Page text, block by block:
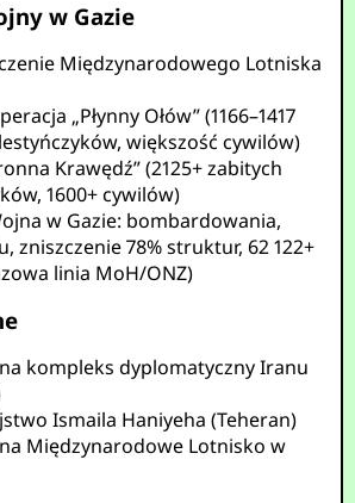
w Gazie
Międzynarodowego Lotniska
„Płynny Ołów” (1166–1417
większość cywilów)
Krawędź” (2125+ zabitych
1600+ cywilów)
w Gazie: bombardowania,
zniszczenie 78% struktur, 62 122+
linia MoH/ONZ)
kompleks dyplomatyczny Iranu
Ismaila Haniyeha (Teheran)
Międzynarodowe Lotnisko w